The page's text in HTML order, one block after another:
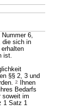
6,
die sich in
ist.
§§ 2, 3 und
2
Ihnen
Bedarfs
soweit im
1 Satz 1